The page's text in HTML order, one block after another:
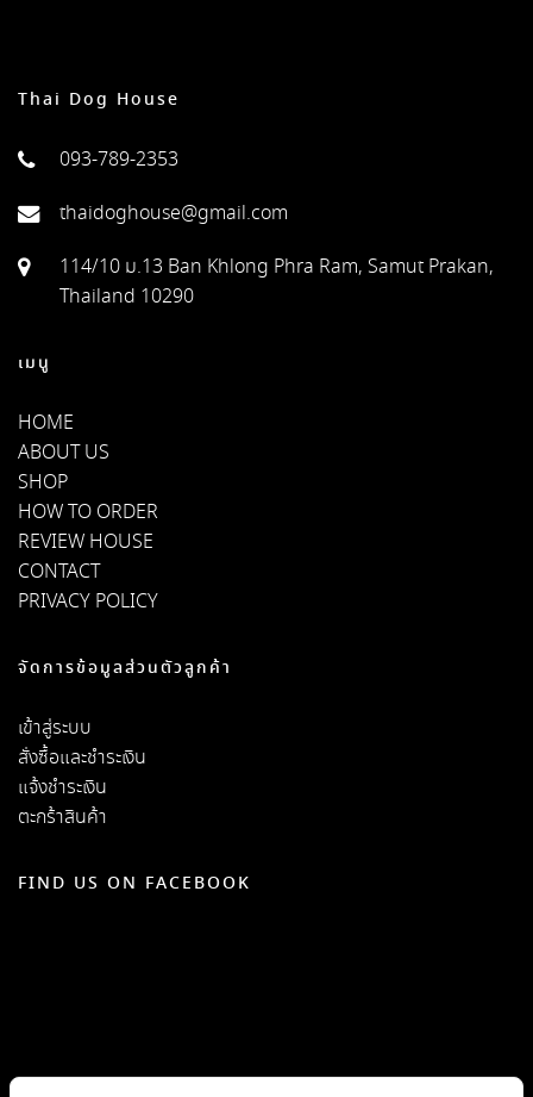
Thai Dog House
093-789-2353
thaidoghouse@gmail.com
114/10 ม.13 Ban Khlong Phra Ram, Samut Prakan,
Thailand 10290
เมนู
HOME
ABOUT US
SHOP
HOW TO ORDER
REVIEW HOUSE
CONTACT
PRIVACY POLICY
จัดการข้อมูลส่วนตัวลูกค้า
เข้าสู่ระบบ
สั่งซื้อและชำระเงิน
แจ้งชำระเงิน
ตะกร้าสินค้า
FIND US ON FACEBOOK